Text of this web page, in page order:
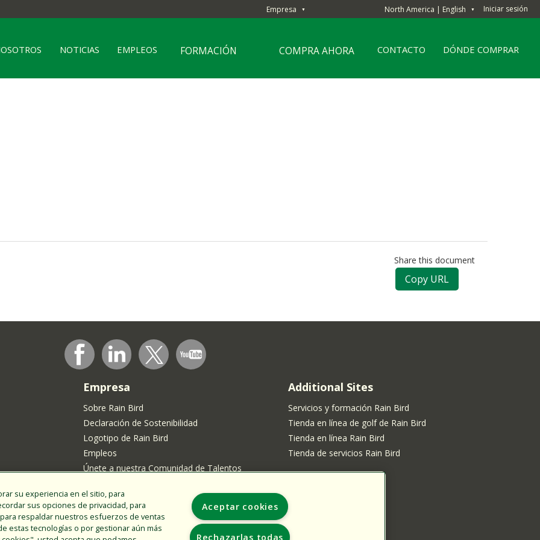
Empresa ▼ North America | English ▼ Iniciar sesión
NOTICIAS EMPLEOS FORMACIÓN COMPRA AHORA CONTACTO DÓNDE COMPRAR
Share this document
Copy URL
de
Empresa
Sobre Rain Bird
Declaración de Sostenibilidad
Logotipo de Rain Bird
Empleos
Únete a nuestra Comunidad de Talentos
Additional Sites
Servicios y formación Rain Bird
Tienda en línea de golf de Rain Bird
Tienda en línea Rain Bird
Tienda de servicios Rain Bird
su experiencia en el sitio, para
sus opciones de privacidad, para
respaldar nuestros esfuerzos de ventas
estas tecnologías o por gestionar aún más
Aceptar cookies
Rechazarlas todas